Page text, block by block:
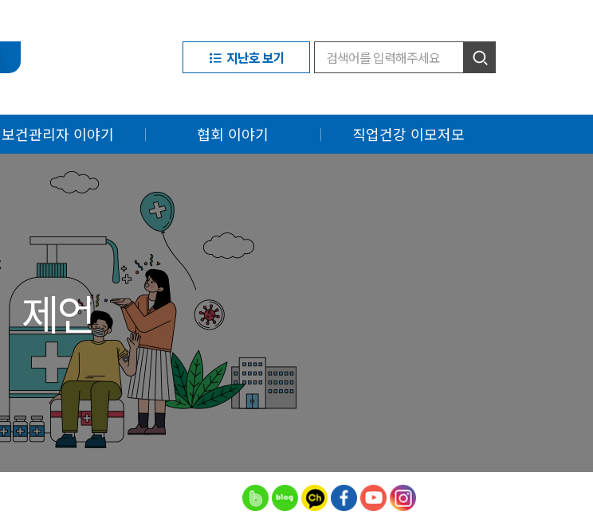
지난호 보기
보건관리자 이야기
이달의 보건관리자
보건관리자 우수사례
산업보건 진로탐방
협회 이야기
사업소식
직업건강 이모저모
제언